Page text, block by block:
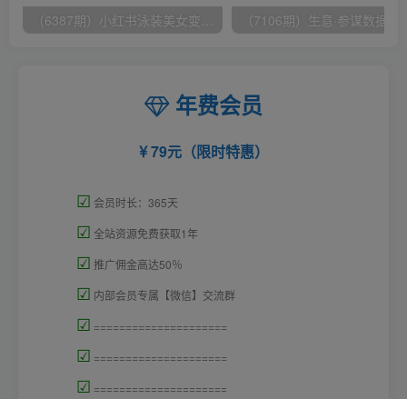
（6387期）小红书泳装美女变现，免费提供素材，收益无上限可矩阵（教程+素材）
年费会员
79元（限时特惠）
☑ 会员时长：365天
☑ 全站资源免费获取1年
☑ 推广佣金高达50％
☑ 内部会员专属【微信】交流群
☑ =====================
☑ =====================
☑ =====================